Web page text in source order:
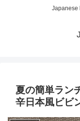
Japanese
夏の簡単ラン
辛日本風ビビ